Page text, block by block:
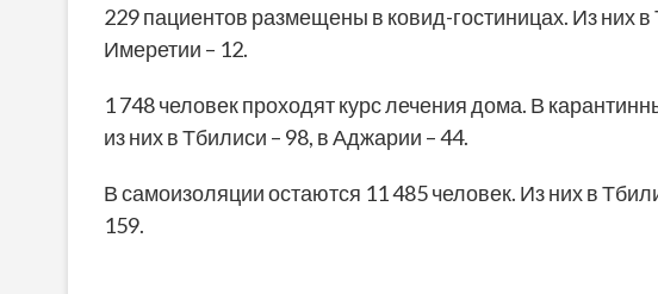
229 пациентов размещены в ковид-гостиницах. Из них
Имеретии – 12.
1 748 человек проходят курс лечения дома. В
из них в Тбилиси – 98, в Аджарии – 44.
В самоизоляции остаются 11 485 человек. Из них в
159.